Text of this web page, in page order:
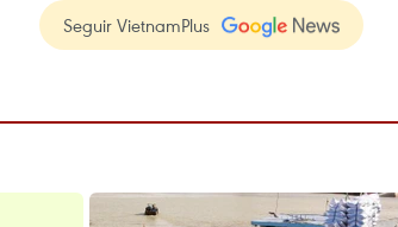
Seguir VietnamPlus